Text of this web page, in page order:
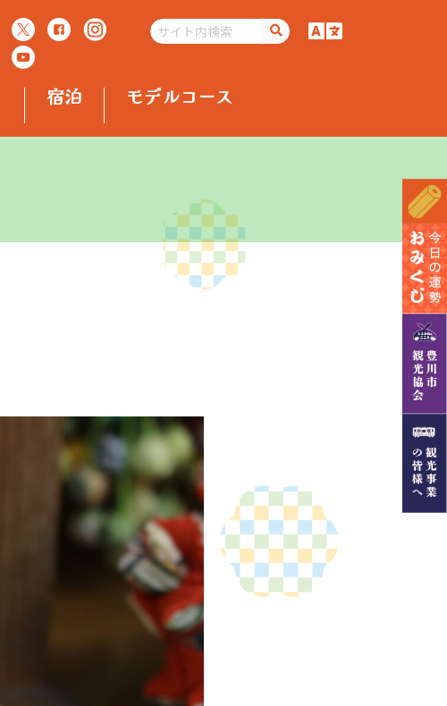
宿泊 モデルコース